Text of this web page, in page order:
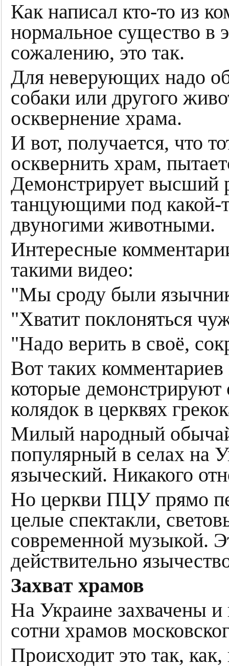
Как написал кто-то из
нормальное существо в
сожалению, это так.
Для неверующих надо
собаки или другого
осквернение храма.
И вот, получается, что
осквернить храм,
Демонстрирует высший
танцующими под какой-
двуногими животными.
Интересные
такими видео:
"Мы сроду были
"Хватит поклоняться
"Надо верить в своё,
Вот таких
которые демонстрируют
колядок в церквях
Милый народный
популярный в селах на
языческий. Никакого
Но церкви ПЦУ прямо
целые спектакли,
современной музыкой.
действительно
Захват храмов
На Украине захвачены
сотни храмов
Происходит это так,